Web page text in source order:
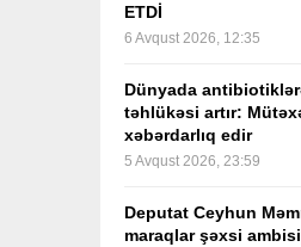
ETDİ
6 Avqust 2026, 12:35
Dünyada
təhlükəsi artır:
xəbərdarlıq edir
5 Avqust 2026, 23:59
Deputat Ceyhun
maraqlar şəxsi